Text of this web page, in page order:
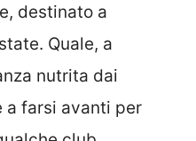
destinato a
Quale, a
nutrita dai
a farsi avanti per